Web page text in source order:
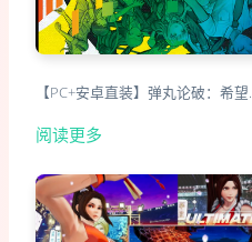
【PC+安卓直装】弹丸论破：希望…
阅读更多